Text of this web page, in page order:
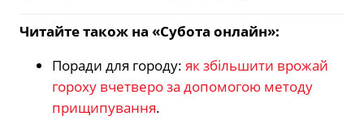
Читайте також на «Субота онлайн»:
Поради для городу: як збільшити врожай
гороху вчетверо за допомогою методу
прищипування.